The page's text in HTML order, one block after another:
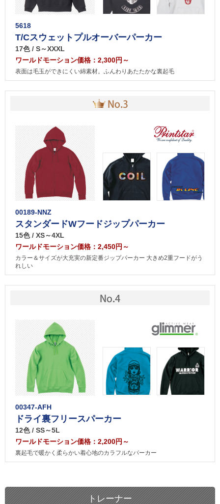
5618
T/Cスウェットプルオーバーパーカー
17色 / S～XXXL
ワールドモーション価格：2,300円～
表面は毛玉ができにくい綿素材。ふんわりあたたかな裏起毛
00189-NNZ
スタンダードWフードジップパーカー
15色 / XS～4XL
ワールドモーション価格：2,450円～
カラー＆サイズが大充実の新定番ジップパーカー 大きめ2重フードがう
れしい
00347-AFH
ドライ裏フリースパーカー
12色 / SS～5L
ワールドモーション価格：2,200円～
裏起毛で暖かく柔らかい着心地のカラフルなパーカー
トレーナー